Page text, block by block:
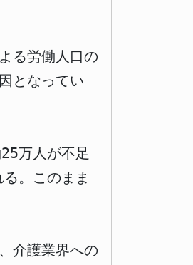
る労働人口の
となってい
万人が不足
。このまま
介護業界への